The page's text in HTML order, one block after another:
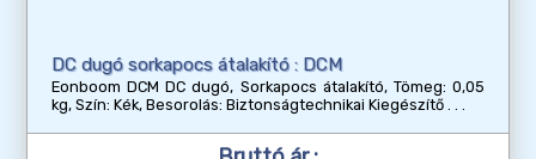
DC dugó sorkapocs átalakító : DCM
Eonboom DCM DC dugó, Sorkapocs átalakító, Tömeg: 0,05
kg, Szín: Kék, Besorolás: Biztonságtechnikai Kiegészítő